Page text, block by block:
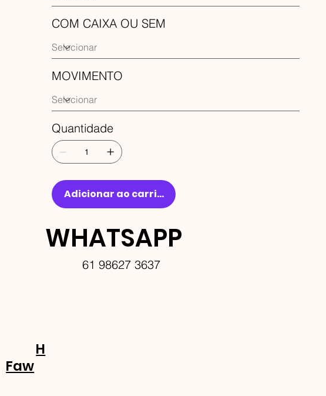
COM CAIXA OU SEM
MOVIMENTO
Quantidade
Adicionar ao carrinho
WHATSAPP
61 98627 3637
Faw
H